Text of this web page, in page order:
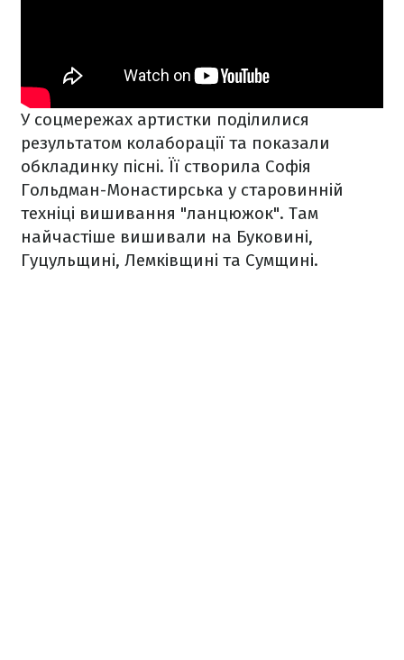
У соцмережах артистки поділилися
результатом колаборації та показали
обкладинку пісні. Її створила Софія
Гольдман-Монастирська у старовинній
техніці вишивання "ланцюжок". Там
найчастіше вишивали на Буковині,
Гуцульщині, Лемківщині та Сумщині.